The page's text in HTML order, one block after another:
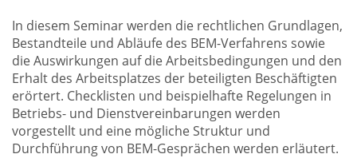
In diesem Seminar werden die rechtlichen Grundlagen,
Bestandteile und Abläufe des BEM-Verfahrens sowie
die Auswirkungen auf die Arbeitsbedingungen und den
Erhalt des Arbeitsplatzes der beteiligten Beschäftigten
erörtert. Checklisten und beispielhafte Regelungen in
Betriebs- und Dienstvereinbarungen werden
vorgestellt und eine mögliche Struktur und
Durchführung von BEM-Gesprächen werden erläutert.